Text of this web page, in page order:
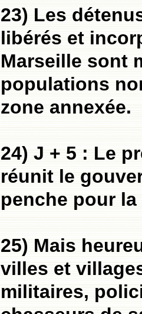
23) Les
libérés et
Marseille sont
populations
zone annexée.
24) J + 5 : Le
réunit le
penche pour
25) Mais
villes et
militaires,